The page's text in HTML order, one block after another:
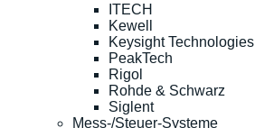
ITECH
Kewell
Keysight Technologies
PeakTech
Rigol
Rohde & Schwarz
Siglent
Mess-/Steuer-Systeme